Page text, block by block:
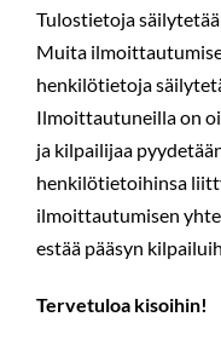
Tulostietoja
Muita
henkilötietoja
Ilmoittautuneilla on
ja kilpailijaa
henkilötietoihinsa
ilmoittautumisen
estää pääsyn
Tervetuloa kisoihin!